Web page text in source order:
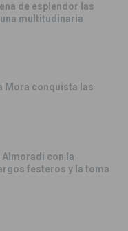
de esplendor las
multitudinaria
Mora conquista las
Almoradí con la
festeros y la toma